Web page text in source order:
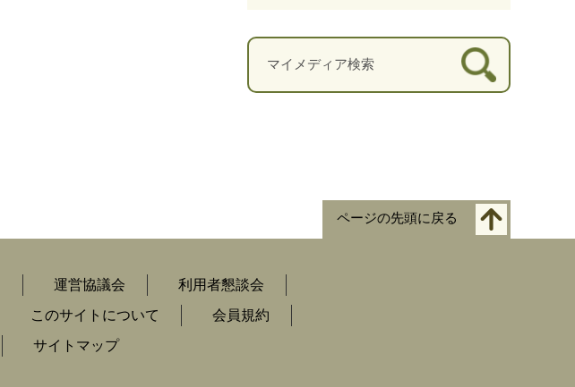
ページの先頭に戻る
運営協議会
利用者懇談会
このサイトについて
会員規約
サイトマップ